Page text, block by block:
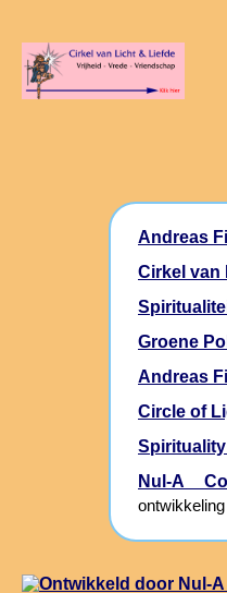
Andreas
Cirkel van
Groene
Andreas
Circle of
Nul-A